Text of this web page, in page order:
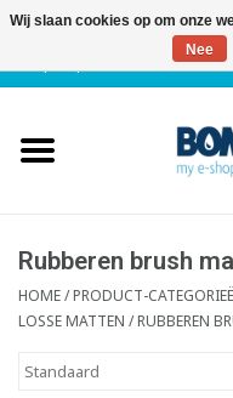
Klantenservice
Blog
Rubberen brush
HOME/PRODUCT-
LOSSE MATTEN /RUBBEREN
Wij slaan cookies op om onze
Nee